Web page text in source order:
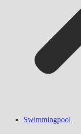
Swimmingpool